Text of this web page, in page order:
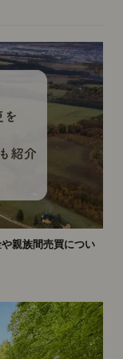
親族間売買につい